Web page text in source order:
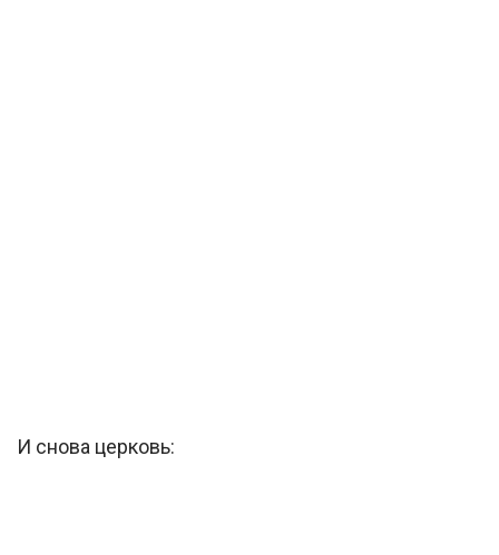
И снова церковь: